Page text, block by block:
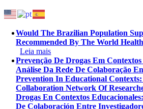
Would The Brazilian Population
Recommended By The World
Leia mais
Prevenção De Drogas Em
Análise Da Rede De Colaboração
Prevention In Educational
Collaboration Network Of
Drogas En Contextos
De Colaboración Entre